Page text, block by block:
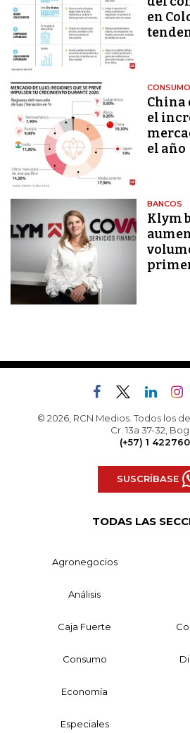
en
CONSUMO
China
el
el año
BANCOS
Klym
© 2026, RCN Medios. Todos los
Cr. 13a 37-32,
(+57) 1
SUSCRÍBASE
TODAS LAS
Agronegocios
Análisis
Caja Fuerte
Consumo
Economía
Especiales